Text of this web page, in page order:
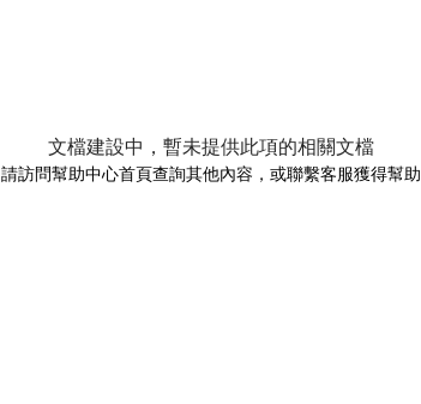
文檔建設中，暫未提供此項的相關文檔
請訪問幫助中心首頁查詢其他內容，或聯繫客服獲得幫助